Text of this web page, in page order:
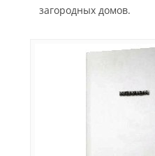
загородных домов.